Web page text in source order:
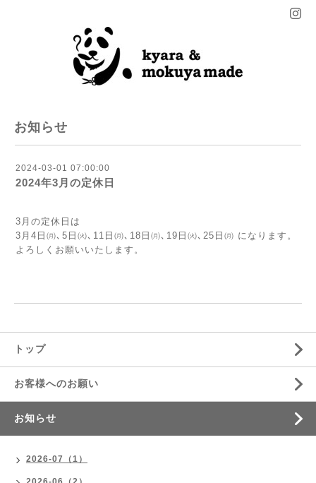
お知らせ
2024-03-01 07:00:00
2024年3月の定休日
3月の定休日は
3月4日㈪､5日㈫､11日㈪､18日㈪､19日㈫､25日㈪ になります。
よろしくお願いいたします。
トップ
お客様へのお願い
お知らせ
2026-07（1）